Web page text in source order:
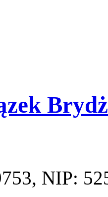
, NIP: